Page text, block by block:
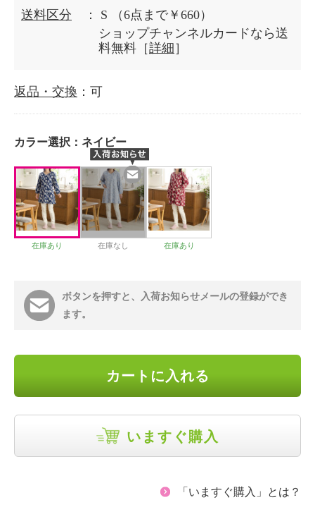
送料区分 ： S
（6点まで￥660）
ショップチャンネルカードなら送
料無料［詳細 ］
返品・交換 ：可
カラー選択： ネイビー
在庫あり 在庫なし 在庫あり
ボタンを押すと、入荷お知らせメールの登録ができ
ます。
カートに入れる
いますぐ購入
「いますぐ購入」とは？